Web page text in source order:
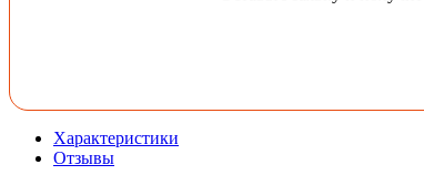
Характеристики
Отзывы